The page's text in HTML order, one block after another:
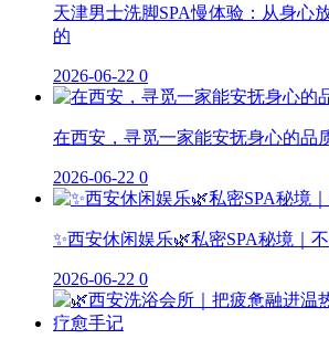
天津男士洗脚SPA慢体验：从身心
的
2026-06-22 0
在西安，寻觅一家能安抚身心的品
2026-06-22 0
✨西安休闲娱乐🌿私密SPA秘境｜
2026-06-22 0